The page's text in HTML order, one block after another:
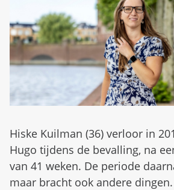
Hiske Kuilman (36) verloor in
Hugo tijdens de bevalling, na
van 41 weken. De periode
maar bracht ook andere